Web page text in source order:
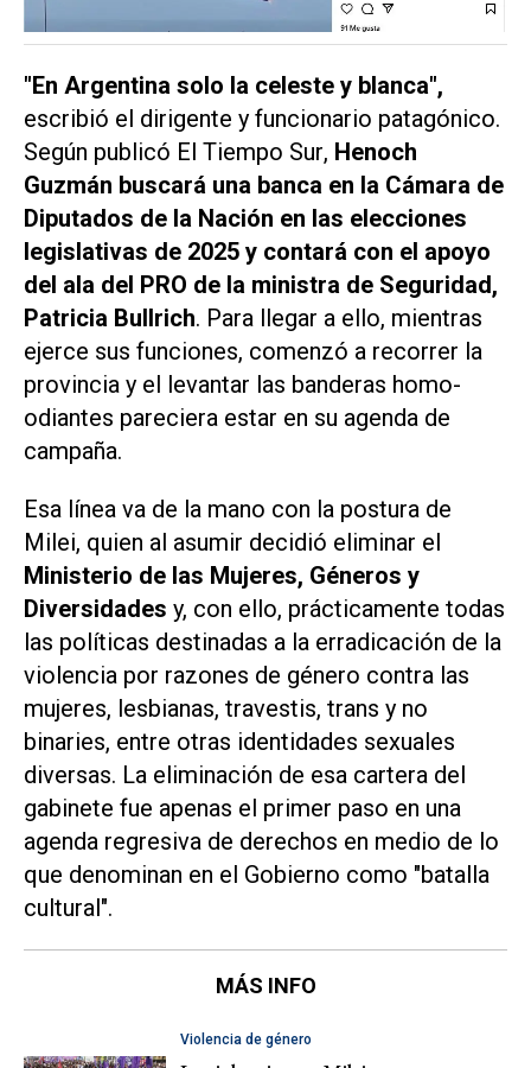
"En Argentina solo la celeste y blanca",
escribió el dirigente y funcionario patagónico.
Según publicó El Tiempo Sur, Henoch
Guzmán buscará una banca en la Cámara de
Diputados de la Nación en las elecciones
legislativas de 2025 y contará con el apoyo
del ala del PRO de la ministra de Seguridad,
Patricia Bullrich. Para llegar a ello, mientras
ejerce sus funciones, comenzó a recorrer la
provincia y el levantar las banderas homo-
odiantes pareciera estar en su agenda de
campaña.
Esa línea va de la mano con la postura de
Milei, quien al asumir decidió eliminar el
Ministerio de las Mujeres, Géneros y
Diversidades y, con ello, prácticamente todas
las políticas destinadas a la erradicación de la
violencia por razones de género contra las
mujeres, lesbianas, travestis, trans y no
binaries, entre otras identidades sexuales
diversas. La eliminación de esa cartera del
gabinete fue apenas el primer paso en una
agenda regresiva de derechos en medio de lo
que denominan en el Gobierno como "batalla
cultural".
MÁS INFO
Violencia de género